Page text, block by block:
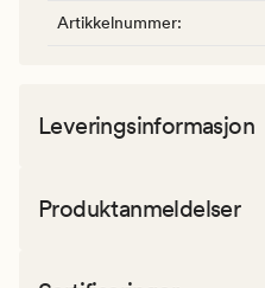
Artikkelnummer:
Leveringsinformasjon
Produktanmeldelser